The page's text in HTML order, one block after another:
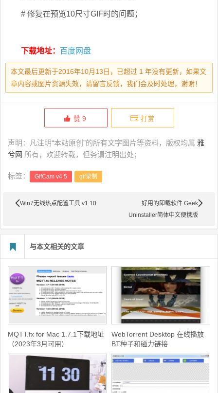
# 修复在预览10尺寸GIF时的问题；
下载地址： 百度网盘
本文最后更新于2016年10月13日，已超过 1 年没有更新，如果文
章内容或图片资源失效，请留言反馈，我们会及时处理，谢谢！
赞 9 打赏
声明：凡注明“本站原创”的所有文字图片等资料，版权均属 雅
兮网 所有，欢迎转载，但务请注明出处；
标签： GifCam v4.5 gif录制
好用的卸载软件 Geek
Uninstaller简体中文便携版
Win7无线热点配置工具 v1.10
与本文相关的文章
MQTT.fx for Mac 1.7.1下载地址
（2023年3月可用）
WebTorrent Desktop 在线播放
BT种子和磁力链接